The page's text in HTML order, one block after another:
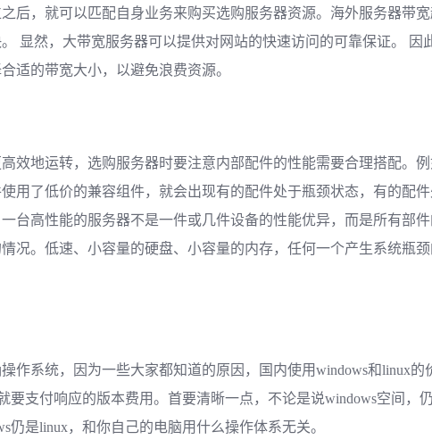
后，就可以匹配自身业务来购买选购服务器资源。海外服务器带
显然，大带宽服务器可以提供对网站的快速访问的可靠保证。 因
适的带宽大小，以避免浪费资源。
效地运转，选购服务器时要注意内部配件的性能需要合理搭配。
用了低价的兼容组件，就会出现有的配件处于瓶颈状态，有的配
台高性能的服务器不是一件或几件设备的性能优异，而是所有部
况。低速、小容量的硬盘、小容量的内存，任何一个产生系统瓶
作系统，因为一些大家都知道的原因，国内使用windows和linux
要支付响应的版本费用。首要清晰一点，不论是说windows空间，
仍是linux，和你自己的电脑用什么操作体系无关。